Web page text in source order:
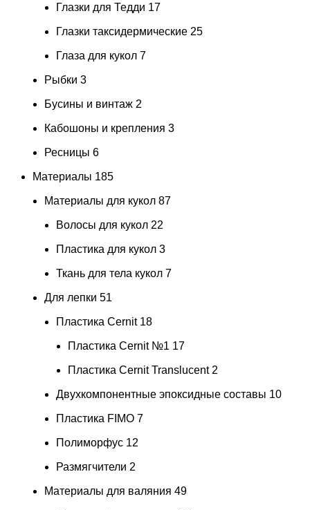
Глазки для Тедди 17
Глазки таксидермические 25
Глаза для кукол 7
Рыбки 3
Бусины и винтаж 2
Кабошоны и крепления 3
Ресницы 6
Материалы 185
Материалы для кукол 87
Волосы для кукол 22
Пластика для кукол 3
Ткань для тела кукол 7
Для лепки 51
Пластика Cernit 18
Пластика Cernit №1 17
Пластика Cernit Translucent 2
Двухкомпонентные эпоксидные составы 10
Пластика FIMO 7
Полиморфус 12
Размягчители 2
Материалы для валяния 49